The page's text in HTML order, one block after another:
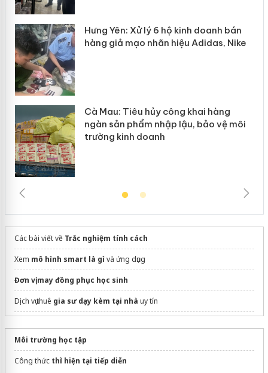
Hưng Yên: Xử lý 6 hộ kinh doanh bán
hàng giả mạo nhãn hiệu Adidas, Nike
Cà Mau: Tiêu hủy công khai hàng
ngàn sản phẩm nhập lậu, bảo vệ môi
trường kinh doanh
Các bài viết về Trắc nghiệm tính cách
Xem mô hình smart là gìvà ứng dụng
Đơn vị may đồng phục học sinh
Dịch vụ thuê gia sư dạy kèm tại nhà uy tín
dán phim cách nhiệt ô tô
ngành thương mại điện tửtại Đại học Gia Định
Môi trường học tập
Công thức thì hiện tại tiếp diễn